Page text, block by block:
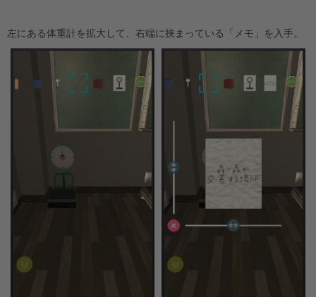
左にある体重計を拡大して、右端に挟まっている「メモ」を入手。